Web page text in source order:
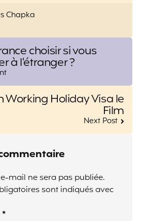
Chapka
choisir si vous
à l'étranger ?
Working Holiday Visa le
Film
Next Post
mail ne sera pas publiée.
sont indiqués avec
*